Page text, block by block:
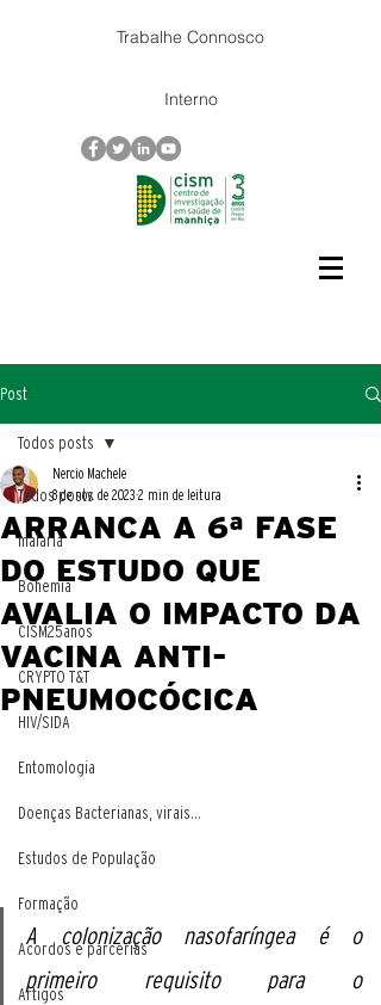
Trabalhe Connosco
Interno
Post
Todos posts
malaria
Bohemia
CISM25anos
CRYPTO T&T
HIV/SIDA
Entomologia
Doenças Bacterianas, virais...
Estudos de População
Formação
Acordos e parcerias
Artigos
Todos posts
ARRANCA A 6ª FASE
DO ESTUDO QUE
AVALIA O IMPACTO DA
VACINA ANTI-
PNEUMOCÓCICA
Nercio Machele
8 de nov. de 2023 2 min de leitura
A colonização nasofaríngea é o
primeiro requisito para o